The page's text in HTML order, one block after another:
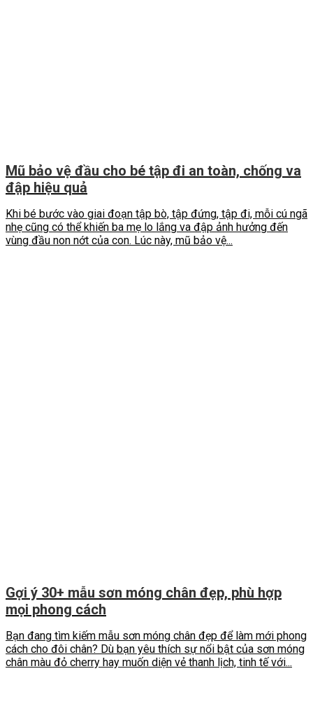
Mũ bảo vệ đầu cho bé tập đi an toàn, chống va
đập hiệu quả
Khi bé bước vào giai đoạn tập bò, tập đứng, tập đi, mỗi cú ngã
nhẹ cũng có thể khiến ba mẹ lo lắng va đập ảnh hưởng đến
vùng đầu non nớt của con. Lúc này, mũ bảo vệ...
Gợi ý 30+ mẫu sơn móng chân đẹp, phù hợp
mọi phong cách
Bạn đang tìm kiếm mẫu sơn móng chân đẹp để làm mới phong
cách cho đôi chân? Dù bạn yêu thích sự nổi bật của sơn móng
chân màu đỏ cherry hay muốn diện vẻ thanh lịch, tinh tế với...